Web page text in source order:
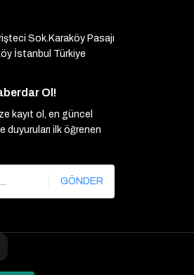
Sok.Karaköy Pasajı
İstanbul Türkiye
Ol!
kayıt ol, en güncel
duyuruları ilk öğrenen
GÖNDER